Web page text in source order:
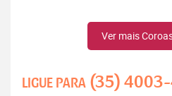
Ver mais
LIGUE PARA (35)